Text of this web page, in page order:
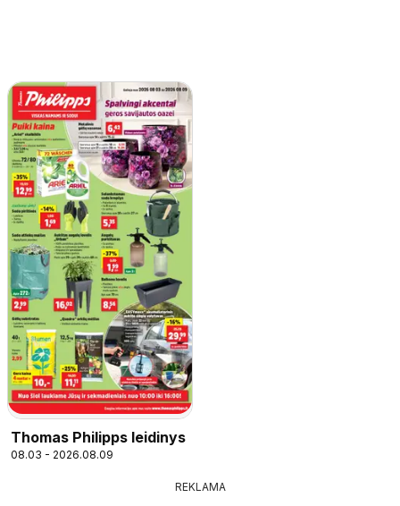
Thomas Philipps leidinys
08.03 - 2026.08.09
REKLAMA